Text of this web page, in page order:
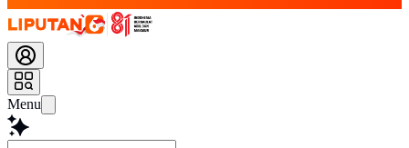
Menu